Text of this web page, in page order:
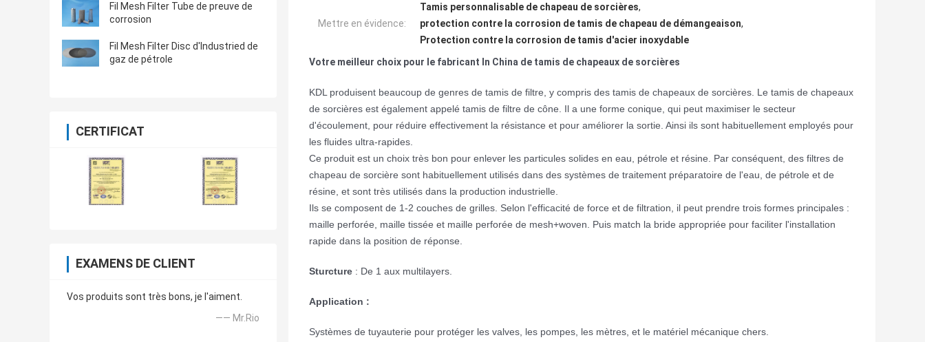
Fil Mesh Filter Tube de preuve de
corrosion
Fil Mesh Filter Disc d'Industried de
gaz de pétrole
CERTIFICAT
EXAMENS DE CLIENT
Vos produits sont très bons, je l'aiment.
—— Mr.Rio
Mettre en évidence:
Tamis personnalisable de chapeau de sorcières,
protection contre la corrosion de tamis de chapeau de démangeaison,
Protection contre la corrosion de tamis d'acier inoxydable
Votre meilleur choix pour le fabricant In China de tamis de chapeaux de sorcières
KDL produisent beaucoup de genres de tamis de filtre, y compris des tamis de chapeaux de sorcières. Le tamis de chapeaux
de sorcières est également appelé tamis de filtre de cône. Il a une forme conique, qui peut maximiser le secteur
d'écoulement, pour réduire effectivement la résistance et pour améliorer la sortie. Ainsi ils sont habituellement employés pour
les fluides ultra-rapides.
Ce produit est un choix très bon pour enlever les particules solides en eau, pétrole et résine. Par conséquent, des filtres de
chapeau de sorcière sont habituellement utilisés dans des systèmes de traitement préparatoire de l'eau, de pétrole et de
résine, et sont très utilisés dans la production industrielle.
Ils se composent de 1-2 couches de grilles. Selon l'efficacité de force et de filtration, il peut prendre trois formes principales :
maille perforée, maille tissée et maille perforée de mesh+woven. Puis match la bride appropriée pour faciliter l'installation
rapide dans la position de réponse.
Sturcture : De 1 aux multilayers.
Application :
Systèmes de tuyauterie pour protéger les valves, les pompes, les mètres, et le matériel mécanique chers.